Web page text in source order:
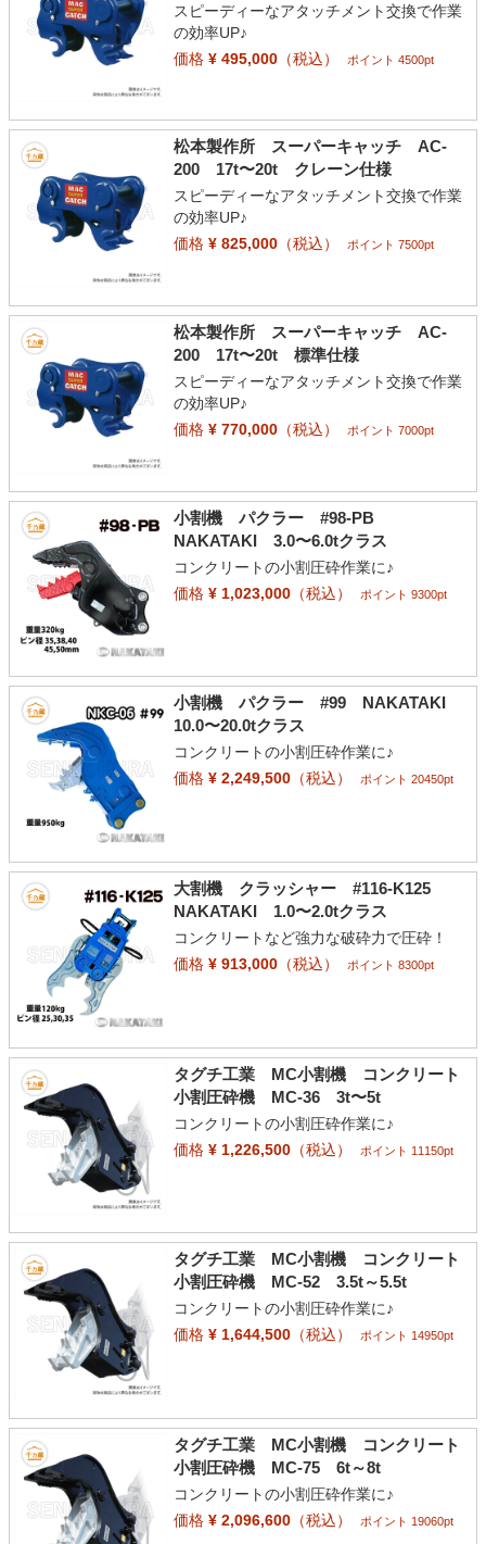
スピーディーなアタッチメント交換で作業
の効率UP♪
価格¥ 495,000（税込） ポイント 4500pt
松本製作所 スーパーキャッチ AC-
200 17t〜20t クレーン仕様
スピーディーなアタッチメント交換で作業
の効率UP♪
価格¥ 825,000（税込） ポイント 7500pt
松本製作所 スーパーキャッチ AC-
200 17t〜20t 標準仕様
スピーディーなアタッチメント交換で作業
の効率UP♪
価格¥ 770,000（税込） ポイント 7000pt
小割機 パクラー #98-PB
NAKATAKI 3.0〜6.0tクラス
コンクリートの小割圧砕作業に♪
価格¥ 1,023,000（税込） ポイント 9300pt
小割機 パクラー #99 NAKATAKI
10.0〜20.0tクラス
コンクリートの小割圧砕作業に♪
価格¥ 2,249,500（税込） ポイント 20450pt
大割機 クラッシャー #116-K125
NAKATAKI 1.0〜2.0tクラス
コンクリートなど強力な破砕力で圧砕！
価格¥ 913,000（税込） ポイント 8300pt
タグチ工業 MC小割機 コンクリート
小割圧砕機 MC-36 3t〜5t
コンクリートの小割圧砕作業に♪
価格¥ 1,226,500（税込） ポイント 11150pt
タグチ工業 MC小割機 コンクリート
小割圧砕機 MC-52 3.5t～5.5t
コンクリートの小割圧砕作業に♪
価格¥ 1,644,500（税込） ポイント 14950pt
タグチ工業 MC小割機 コンクリート
小割圧砕機 MC-75 6t～8t
コンクリートの小割圧砕作業に♪
価格¥ 2,096,600（税込） ポイント 19060pt